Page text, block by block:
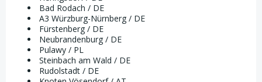
Bad Rodach / DE
A3 Würzburg-Nürnberg / DE
Fürstenberg / DE
Neubrandenburg / DE
Pulawy / PL
Steinbach am Wald / DE
Rudolstadt / DE